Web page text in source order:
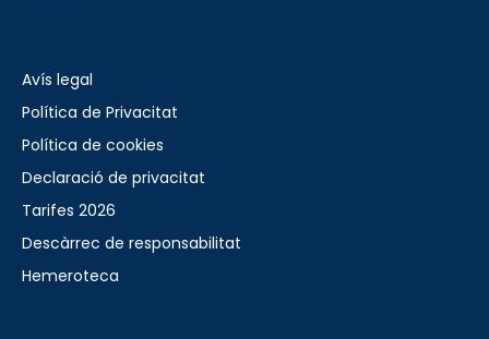
Avís legal
Política de Privacitat
Política de cookies
Declaració de privacitat
Tarifes 2026
Descàrrec de responsabilitat
Hemeroteca